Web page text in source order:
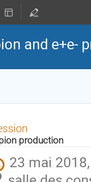
and e+e-
production
23 mai